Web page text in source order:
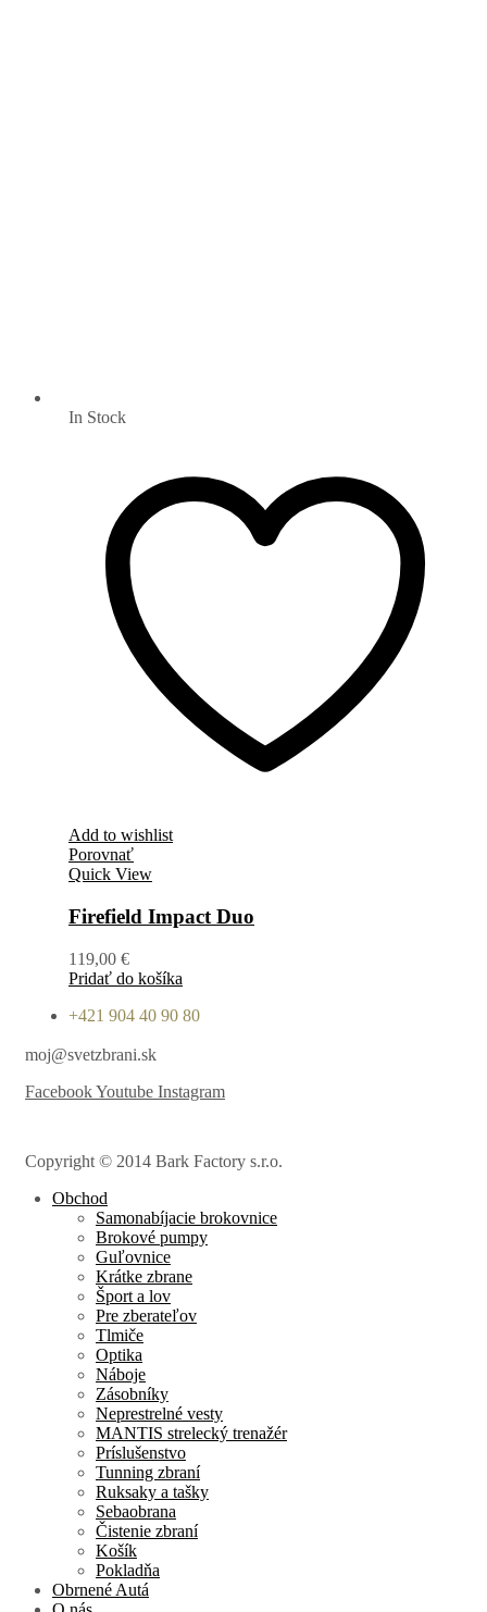
In Stock
Add to wishlist
Porovnať
Quick View
Firefield Impact Duo
119,00 €
Pridať do košíka
+421 904 40 90 80
moj@svetzbrani.sk
FacebookYoutube Instagram
Copyright © 2014 Bark Factory s.r.o.
Obchod
Samonabíjacie brokovnice
Brokové pumpy
Guľovnice
Krátke zbrane
Šport a lov
Pre zberateľov
Tlmiče
Optika
Náboje
Zásobníky
Neprestrelné vesty
MANTIS strelecký trenažér
Príslušenstvo
Tunning zbraní
Ruksaky a tašky
Sebaobrana
Čistenie zbraní
Košík
Pokladňa
Obrnené Autá